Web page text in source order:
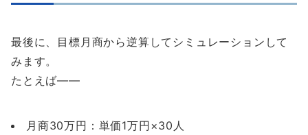
最後に、目標月商から逆算してシミュレーションして
みます。
たとえば——
月商30万円：単価1万円×30人